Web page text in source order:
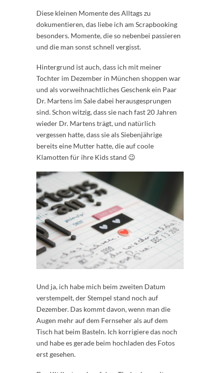
Diese kleinen Momente des Alltags zu
dokumentieren, das liebe ich am Scrapbooking
besonders. Momente, die so nebenbei passieren
und die man sonst schnell vergisst.
Hintergrund ist auch, dass ich mit meiner
Tochter im Dezember in München shoppen war
und als vorweihnachtliches Geschenk ein Paar
Dr. Martens im Sale dabei herausgesprungen
sind. Schon witzig, dass sie nach fast 20 Jahren
wieder Dr. Martens trägt, und natürlich
vergessen hatte, dass sie als Siebenjährige
bereits eine Mutter hatte, die auf coole
Klamotten für ihre Kids stand 😉
Und ja, ich habe mich beim zweiten Datum
verstempelt, der Stempel stand noch auf
Dezember. Das kommt davon, wenn man die
Augen mehr auf dem Fernseher als auf dem
Tisch hat beim Basteln. Ich korrigiere das noch
und habe es gerade beim hochladen des Fotos
erst gesehen.